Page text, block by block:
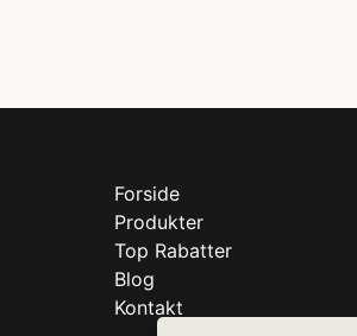
Forside
Produkter
Top Rabatter
Blog
Kontakt